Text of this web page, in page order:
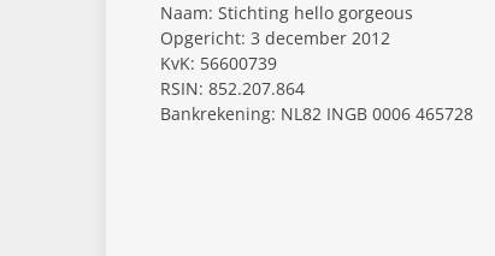
Naam: Stichting hello gorgeous
Opgericht: 3 december 2012
KvK: 56600739
RSIN: 852.207.864
Bankrekening: NL82 INGB 0006 465728